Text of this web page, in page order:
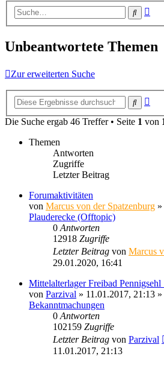
Suche
Unbeantwortete Themen
Zur erweiterten Suche
Suche
Die Suche ergab 46 Treffer • Seite 1 von
Themen
Antworten
Zugriffe
Letzter Beitrag
Forumaktivitäten
von Marcus von der Spatzenburg
Plauderecke (Offtopic)
0 Antworten
12918 Zugriffe
Letzter Beitrag von Marcus
29.01.2020, 16:41
Mittelalterlager Freibad
von Parzival » 11.01.2017, 21:13 »
Bekanntmachungen
0 Antworten
102159 Zugriffe
Letzter Beitrag von Parzival
11.01.2017, 21:13